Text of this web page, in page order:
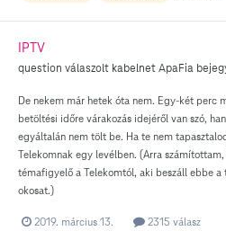
IPTV
question válaszolt kabelnetApaFia
De nekem már hetek óta nem. Egy-két perc
betöltési időre várakozás idejéről van szó,
egyáltalán nem tölt be. Ha te nem
Telekomnak egy levélben. (Arra
témafigyelő a Telekomtól, aki beszáll ebbe
okosat.)
2019. március 13. 2315 válasz